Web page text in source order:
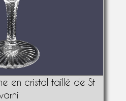
en cristal taillé de St